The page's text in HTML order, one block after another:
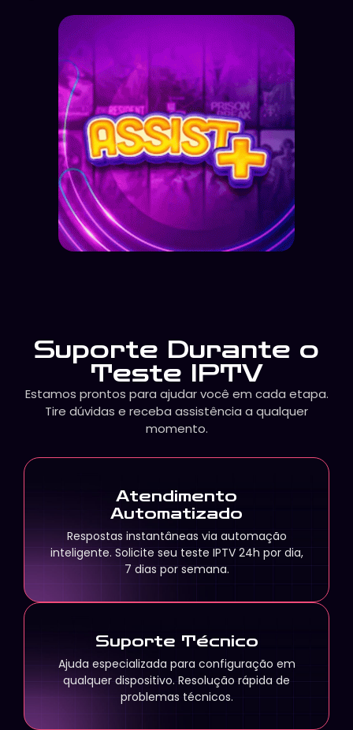
Suporte Durante o
Teste IPTV
Estamos prontos para ajudar você em cada etapa.
Tire dúvidas e receba assistência a qualquer
momento.
Atendimento
Automatizado
Respostas instantâneas via automação
inteligente. Solicite seu teste IPTV 24h por dia,
7 dias por semana.
Suporte Técnico
Ajuda especializada para configuração em
qualquer dispositivo. Resolução rápida de
problemas técnicos.